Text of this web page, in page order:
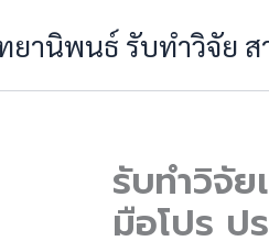
ยานิพนธ์ รับทำวิจัย ส
รับทำวิจั
มือโปร ป